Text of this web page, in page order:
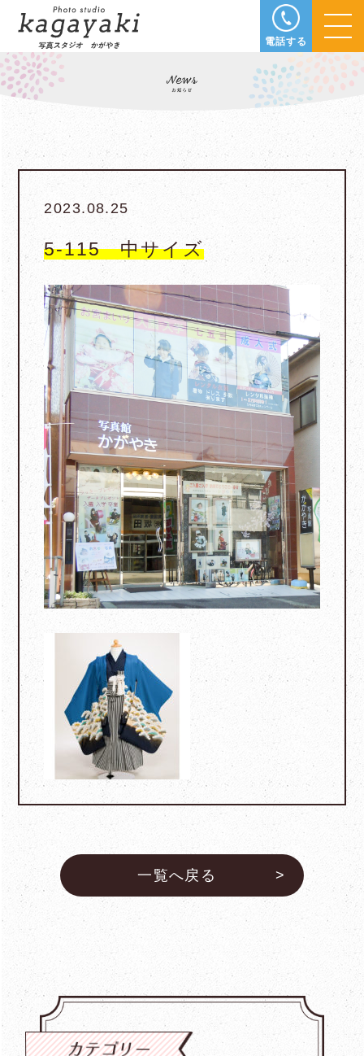
電話する
2023.08.25
5-115 中サイズ
一覧へ戻る